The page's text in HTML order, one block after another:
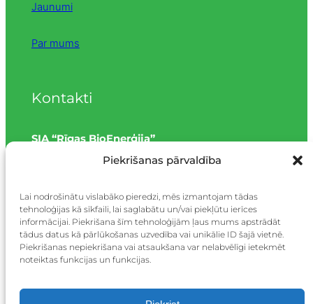
Piekrišanas pārvaldība
Lai nodrošinātu vislabāko pieredzi, mēs izmantojam tādas
tehnoloģijas kā sīkfaili, lai saglabātu un/vai piekļūtu ierīces
informācijai. Piekrišana šīm tehnoloģijām ļaus mums apstrādāt
tādus datus kā pārlūkošanas uzvedība vai unikālie ID šajā vietnē.
Piekrišanas nepiekrišana vai atsaukšana var nelabvēlīgi ietekmēt
noteiktas funkcijas un funkcijas.
Jaunumi
Par mums
Kontakti
SIA “Rīgas BioEnerģija”
Tālrunis: +371 26683190
e-pasts:birojs@rbe.lv